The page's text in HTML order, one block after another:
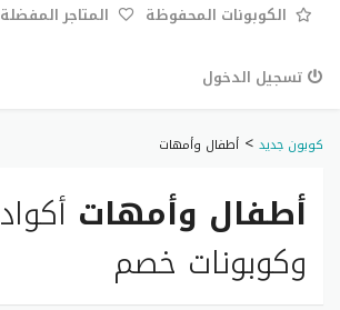
الكوبونات المحفوظة المتاجر المفضلة
تسجيل الدخول
كوبون جديد > أطفال وأمهات
أطفال وأمهات أكواد
وكوبونات خصم